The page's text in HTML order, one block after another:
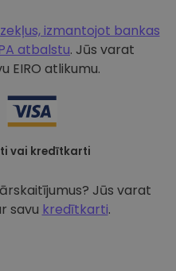
izmantojot bankas
atbalstu. Jūs varat
EIRO atlikumu.
vai kredītkarti
Jūs varat
savu kredītkarti.